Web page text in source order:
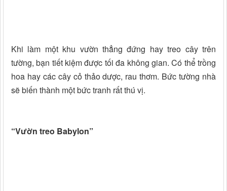
Khi làm một khu vườn thẳng đứng hay treo cây trên
tường, bạn tiết kiệm được tối đa không gian. Có thể trồng
hoa hay các cây cỏ thảo dược, rau thơm. Bức tường nhà
sẽ biến thành một bức tranh rất thú vị.
“Vườn treo Babylon”